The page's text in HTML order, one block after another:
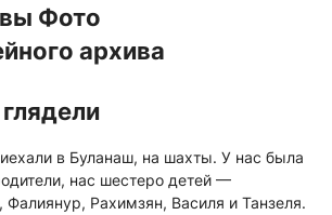
Фото
архива
в Буланаш, на шахты. У нас была
нас шестеро детей —
Рахимзян, Василя и Танзеля.